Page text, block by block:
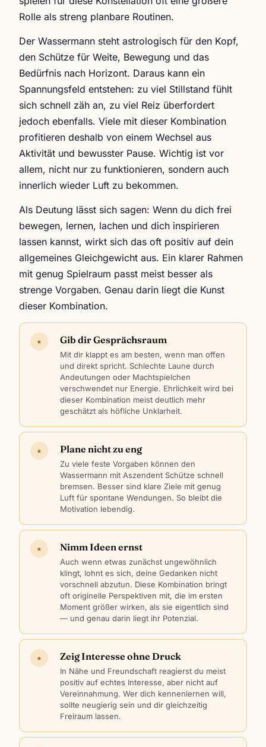
Rolle als streng planbare Routinen.
Der Wassermann steht astrologisch für den Kopf,
den Schütze für Weite, Bewegung und das
Bedürfnis nach Horizont. Daraus kann ein
Spannungsfeld entstehen: zu viel Stillstand fühlt
sich schnell zäh an, zu viel Reiz überfordert
jedoch ebenfalls. Viele mit dieser Kombination
profitieren deshalb von einem Wechsel aus
Aktivität und bewusster Pause. Wichtig ist vor
allem, nicht nur zu funktionieren, sondern auch
innerlich wieder Luft zu bekommen.
Als Deutung lässt sich sagen: Wenn du dich frei
bewegen, lernen, lachen und dich inspirieren
lassen kannst, wirkt sich das oft positiv auf dein
allgemeines Gleichgewicht aus. Ein klarer Rahmen
mit genug Spielraum passt meist besser als
strenge Vorgaben. Genau darin liegt die Kunst
dieser Kombination.
★ Gib dir Gesprächsraum
Mit dir klappt es am besten, wenn man offen
und direkt spricht. Schlechte Laune durch
Andeutungen oder Machtspielchen
verschwendet nur Energie. Ehrlichkeit wird bei
dieser Kombination meist deutlich mehr
geschätzt als höfliche Unklarheit.
★ Plane nicht zu eng
Zu viele feste Vorgaben können den
Wassermann mit Aszendent Schütze schnell
bremsen. Besser sind klare Ziele mit genug
Luft für spontane Wendungen. So bleibt die
Motivation lebendig.
★ Nimm Ideen ernst
Auch wenn etwas zunächst ungewöhnlich
klingt, lohnt es sich, deine Gedanken nicht
vorschnell abzutun. Diese Kombination bringt
oft originelle Perspektiven mit, die im ersten
Moment größer wirken, als sie eigentlich sind
— und genau darin liegt ihr Potenzial.
★ Zeig Interesse ohne Druck
In Nähe und Freundschaft reagierst du meist
positiv auf echtes Interesse, aber nicht auf
Vereinnahmung. Wer dich kennenlernen will,
sollte neugierig sein und dir gleichzeitig
Freiraum lassen.